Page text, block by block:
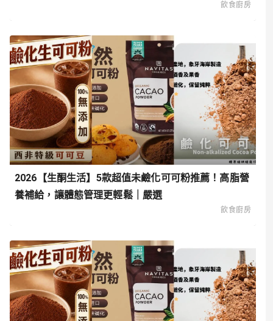
飲食廚房
2026【生酮生活】5款超值未鹼化可可粉推薦！高脂營
養補給，讓體態管理更輕鬆｜嚴選
飲食廚房